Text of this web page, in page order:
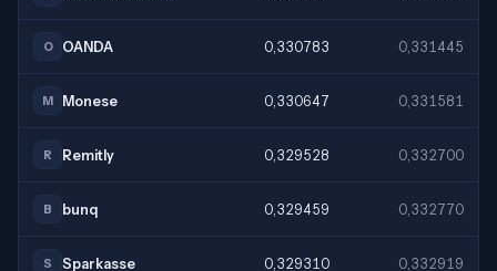
O OANDA 0,330783 0,331445
M Monese 0,330647 0,331581
R Remitly 0,329528 0,332700
B bunq 0,329459 0,332770
S Sparkasse 0,329310 0,332919